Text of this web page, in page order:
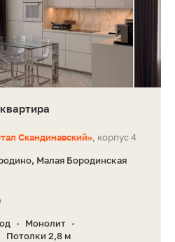
Скандинавский», корпус 4
Малая Бородинская
• Монолит •
Потолки 2,8 м